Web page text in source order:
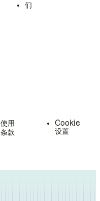
们
使用
条款
Cookie
设置